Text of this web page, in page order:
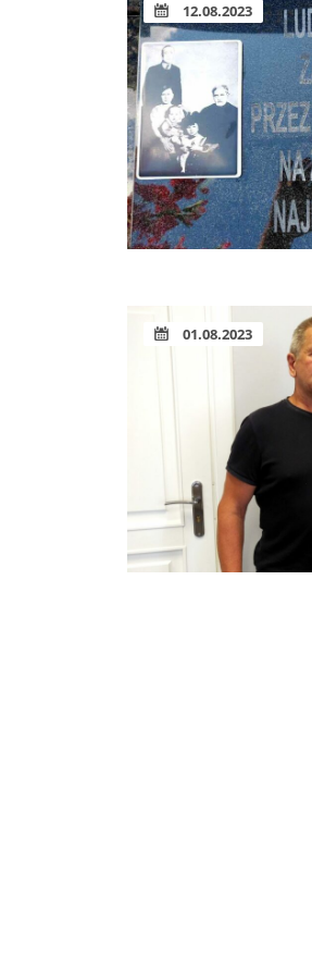
12.08.2023
01.08.2023